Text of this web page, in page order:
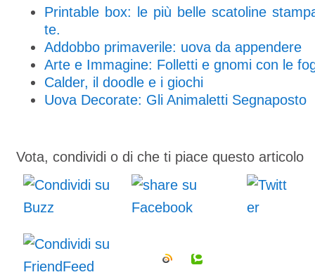
Printable box: le più belle scatoline
te.
Addobbo primaverile: uova da appendere
Arte e Immagine: Folletti e gnomi con le
Calder, il doodle e i giochi
Uova Decorate: Gli Animaletti Segnaposto
Vota, condividi o di che ti piace questo articolo